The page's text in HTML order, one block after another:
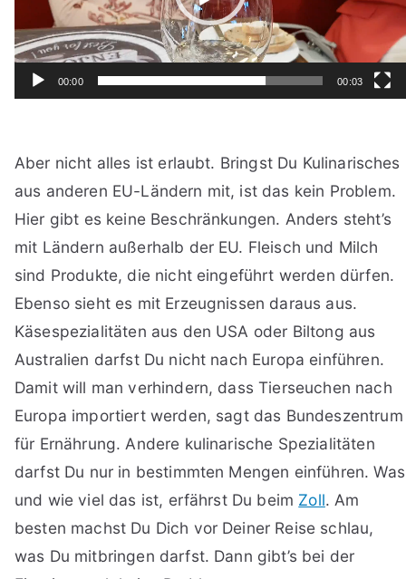
00:00 00:03
Aber nicht alles ist erlaubt. Bringst Du Kulinarisches
aus anderen EU-Ländern mit, ist das kein Problem.
Hier gibt es keine Beschränkungen. Anders steht’s
mit Ländern außerhalb der EU. Fleisch und Milch
sind Produkte, die nicht eingeführt werden dürfen.
Ebenso sieht es mit Erzeugnissen daraus aus.
Käsespezialitäten aus den USA oder Biltong aus
Australien darfst Du nicht nach Europa einführen.
Damit will man verhindern, dass Tierseuchen nach
Europa importiert werden, sagt das Bundeszentrum
für Ernährung. Andere kulinarische Spezialitäten
darfst Du nur in bestimmten Mengen einführen. Was
und wie viel das ist, erfährst Du beim Zoll. Am
besten machst Du Dich vor Deiner Reise schlau,
was Du mitbringen darfst. Dann gibt’s bei der